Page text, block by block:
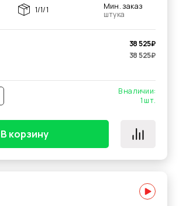
1/1/1
Мин. заказ
штука
38 525₽
38 525₽
В наличии:
1 шт.
В корзину